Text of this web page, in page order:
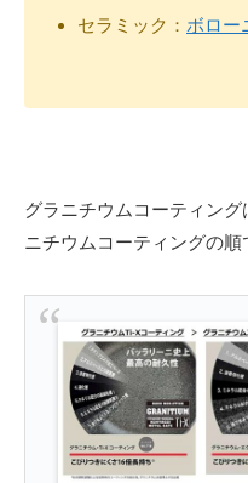
セラミック： ボロー
グラニチウムコーティン
ニチウムコーティングの順